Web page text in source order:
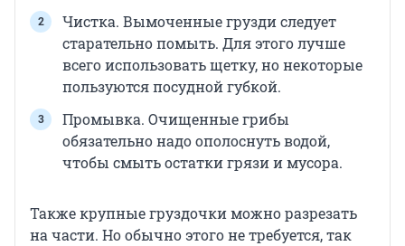
Чистка. Вымоченные грузди следует
старательно помыть. Для этого лучше
всего использовать щетку, но некоторые
пользуются посудной губкой.
Промывка. Очищенные грибы
обязательно надо ополоснуть водой,
чтобы смыть остатки грязи и мусора.
Также крупные груздочки можно разрезать
на части. Но обычно этого не требуется, так